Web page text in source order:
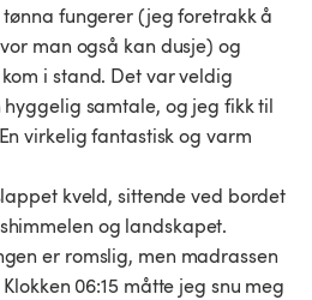
fungerer (jeg foretrakk å
man også kan dusje) og
i stand. Det var veldig
samtale, og jeg fikk til
virkelig fantastisk og varm
og landskapet.
06:15 måtte jeg snu meg